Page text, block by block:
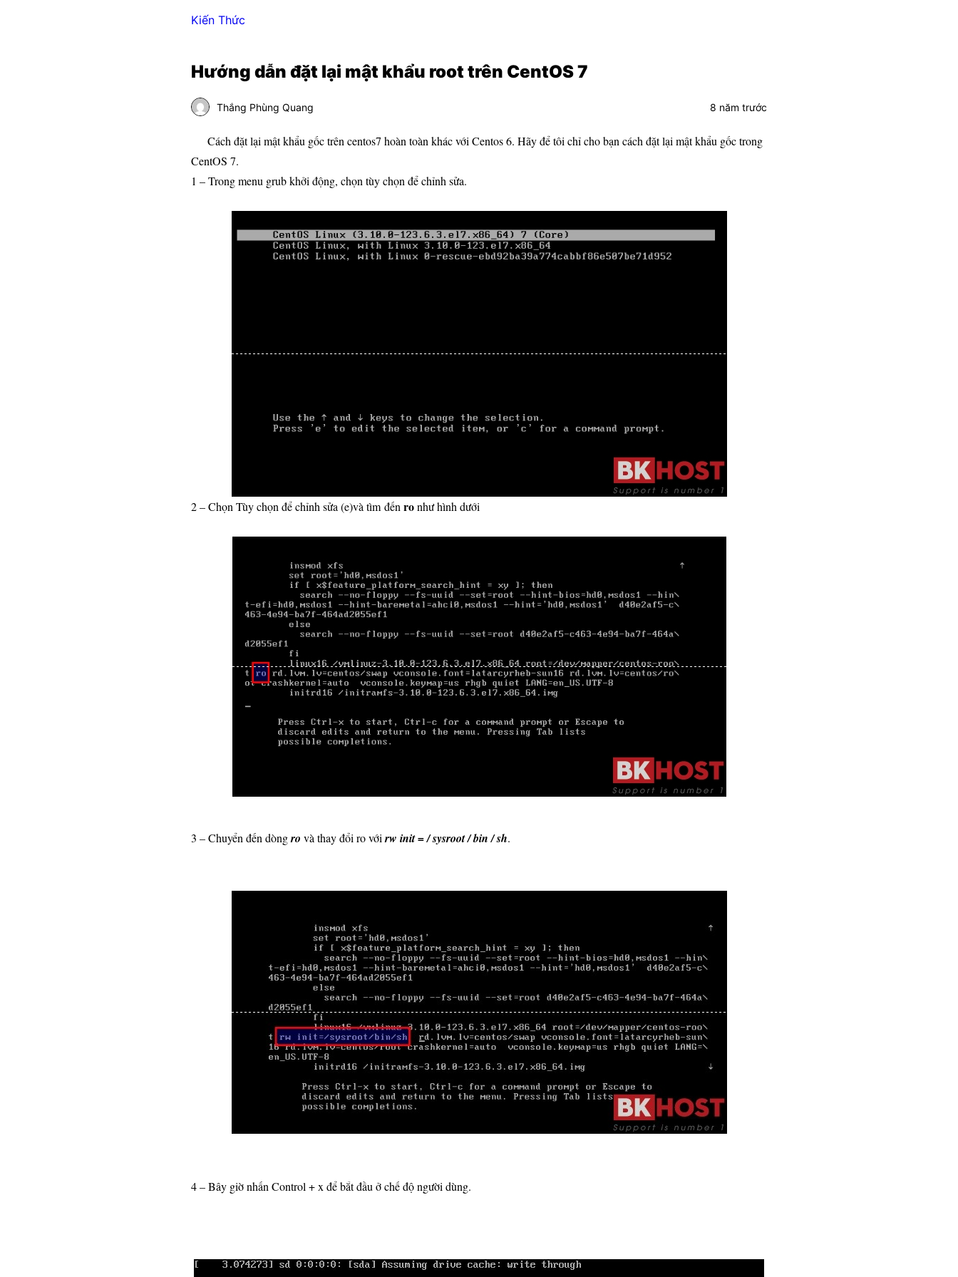
Kiến Thức
Hướng dẫn đặt lại mật khẩu root trên CentOS 7
Thắng Phùng Quang 8 năm trước
Cách đặt lại mật khẩu gốc trên centos7 hoàn toàn khác với Centos 6. Hãy để tôi chỉ cho bạn cách đặt lại mật khẩu gốc trong
CentOS 7.
1 – Trong menu grub khởi động, chọn tùy chọn để chỉnh sửa.
2 – Chọn Tùy chọn để chỉnh sửa (e)và tìm đến ronhư hình dưới
3 – Chuyển đến dòngro và thay đổi ro với rw init = / sysroot / bin / sh.
4 – Bây giờ nhấn Control + x để bắt đầu ở chế độ người dùng.